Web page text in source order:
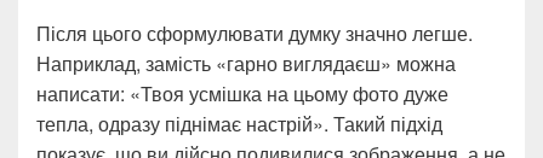
Після цього сформулювати думку значно легше.
Наприклад, замість «гарно виглядаєш» можна
написати: «Твоя усмішка на цьому фото дуже
тепла, одразу піднімає настрій». Такий підхід